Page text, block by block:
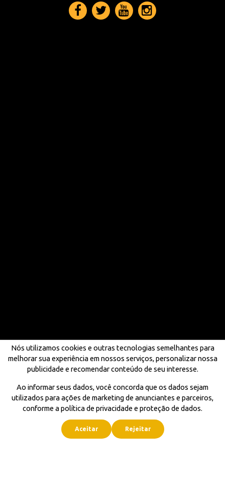
Nós utilizamos cookies e outras tecnologias semelhantes para
melhorar sua experiência em nossos serviços, personalizar nossa
publicidade e recomendar conteúdo de seu interesse.
Ao informar seus dados, você concorda que os dados sejam
utilizados para ações de marketing de anunciantes e parceiros,
conforme a política de privacidade e proteção de dados.
Aceitar Rejeitar